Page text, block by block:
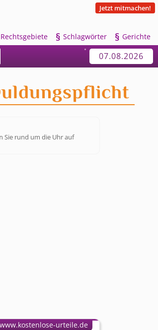
Jetzt mitmachen!
Rechtsgebiete § Schlagwörter § Gerichte
07.08.2026
Sie rund um die Uhr auf
www.kostenlose-urteile.de